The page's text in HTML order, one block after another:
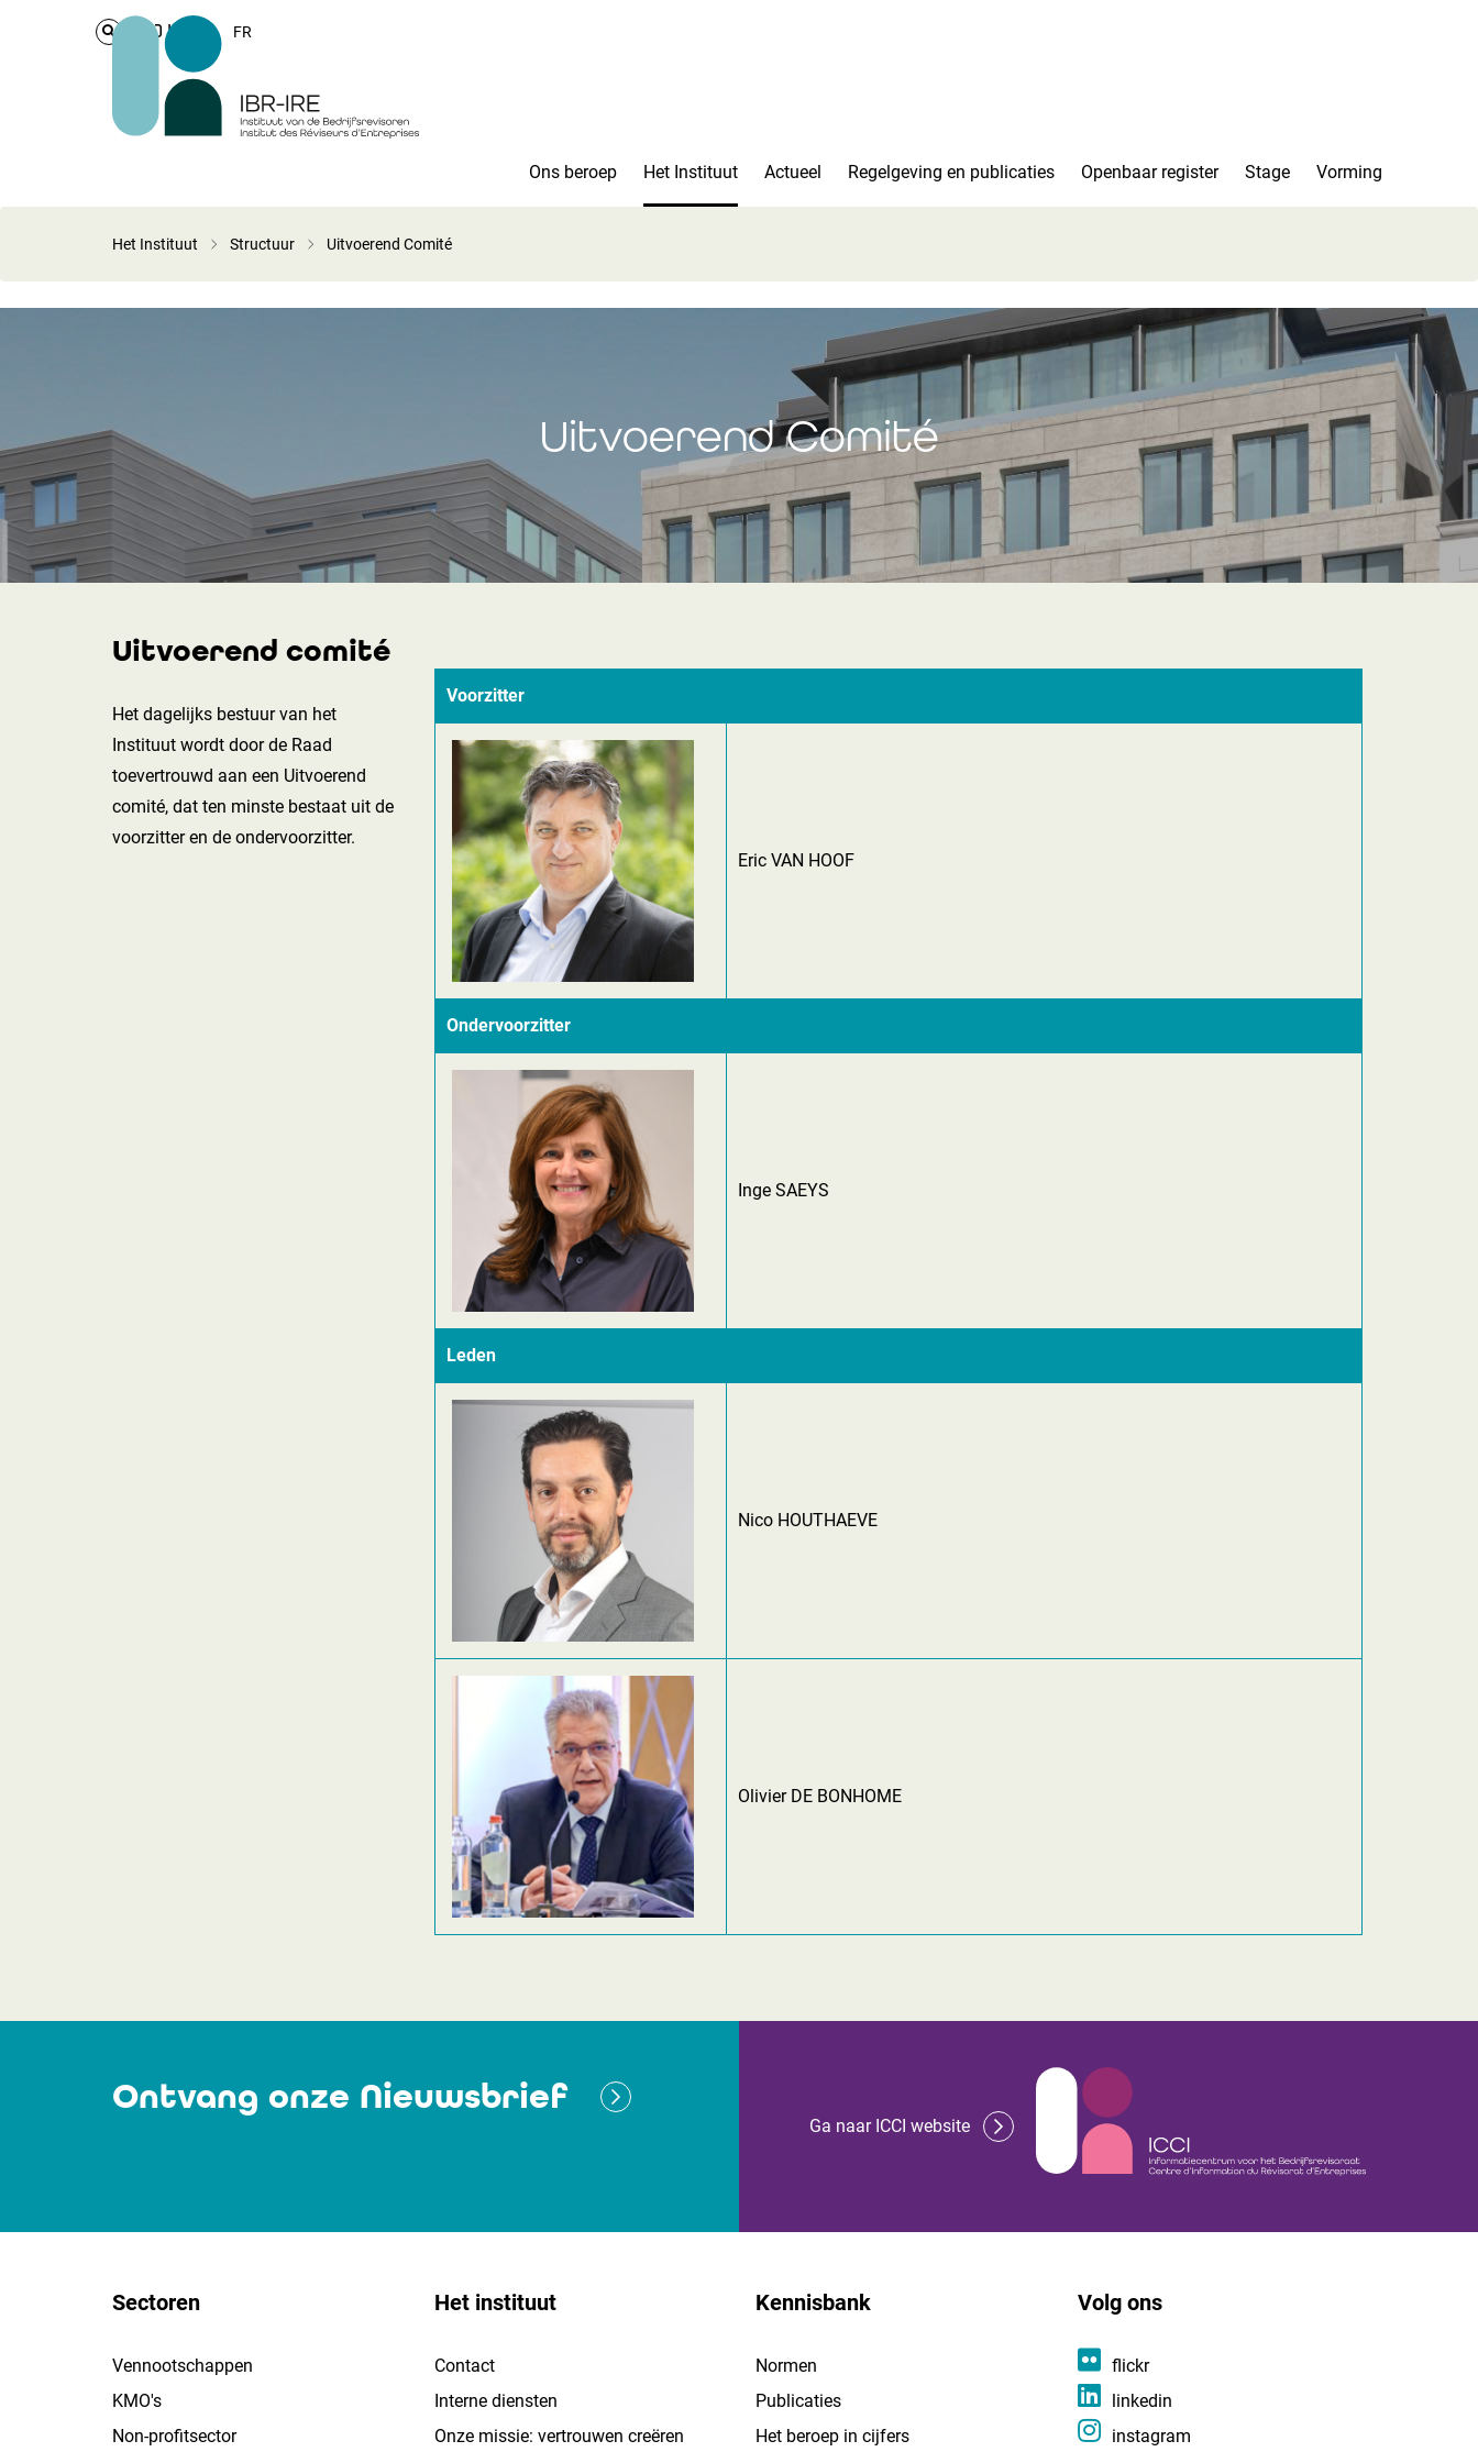
Login FR
Ons beroep Het Instituut Actueel Regelgeving en publicaties Openbaar register Stage Vorming
Het Instituut Structuur Uitvoerend Comité
Uitvoerend Comité
Uitvoerend comité
Het dagelijks bestuur van het
Instituut wordt door de Raad
toevertrouwd aan een Uitvoerend
comité, dat ten minste bestaat uit de
voorzitter en de ondervoorzitter.
Voorzitter
Eric VAN HOOF
Ondervoorzitter
Inge SAEYS
Leden
Nico HOUTHAEVE
Olivier DE BONHOME
Ontvang onze Nieuwsbrief
Ga naar ICCI website
Sectoren
Vennootschappen
KMO's
Non-profitsector
Het instituut
Contact
Interne diensten
Onze missie: vertrouwen creëren
Kennisbank
Normen
Publicaties
Het beroep in cijfers
Volg ons
flickr
linkedin
instagram